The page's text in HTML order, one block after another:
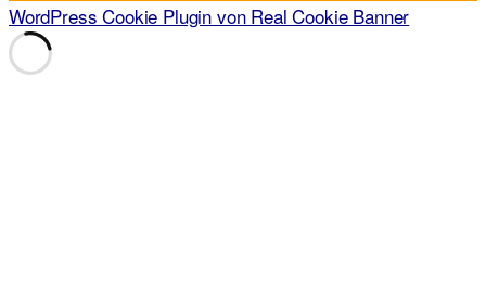
WordPress Cookie Plugin von Real Cookie Banner